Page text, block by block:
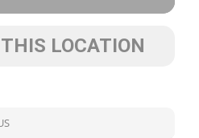
LOCATION